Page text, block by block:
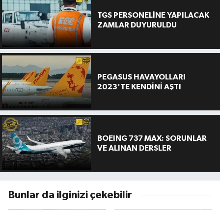
TGS PERSONELİNE YAPILACAK
ZAMLAR DUYURULDU
PEGASUS HAVAYOLLARI
2023'TE KENDİNİ AŞTI
BOEING 737 MAX: SORUNLAR
VE ALINAN DERSLER
Bunlar da ilginizi çekebilir